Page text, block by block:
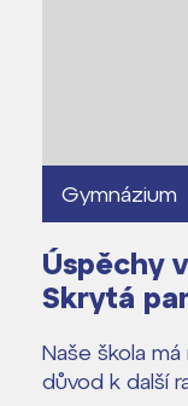
Gymnázium
Úspěchy
Skrytá
Naše škola
důvod k další